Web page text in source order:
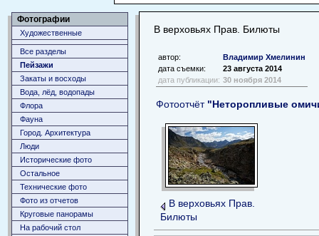
Фотографии
Художественные
Все разделы
Пейзажи
Закаты и восходы
Вода, лёд, водопады
Флора
Фауна
Город. Архитектура
Люди
Исторические фото
Остальное
Технические фото
Фото из отчетов
Круговые панорамы
На рабочий стол
В верховьях Прав. Билюты
автор:
Владимир Хмелинин
дата съемки:
23 августа 2014
дата публикации: 30 ноября 2014
Фотоотчёт "Неторопливые
В верховьях Прав.
Билюты